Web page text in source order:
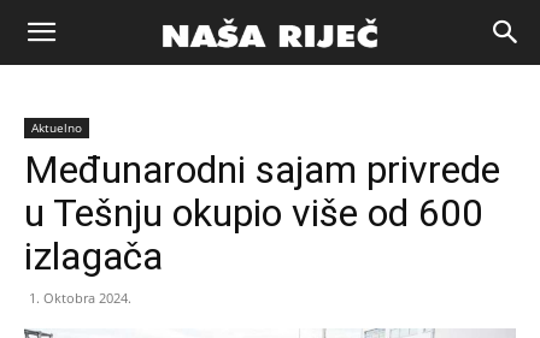
Naša
riječ
Zenica
Aktuelno
Međunarodni sajam privrede
u Tešnju okupio više od 600
izlagača
1. Oktobra 2024.